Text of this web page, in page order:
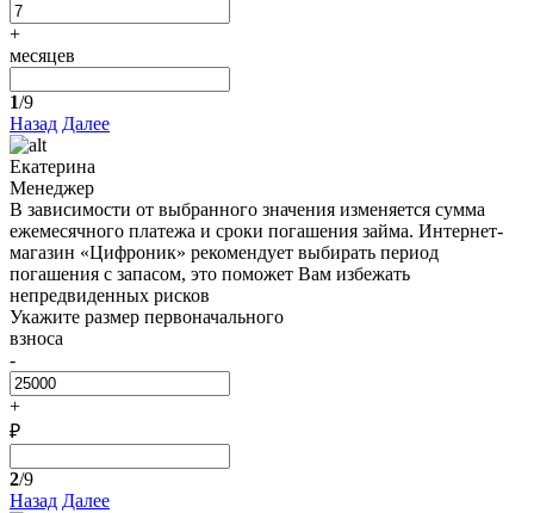
+
месяцев
1/9
Назад Далее
Екатерина
Менеджер
В зависимости от выбранного значения изменяется сумма
ежемесячного платежа и сроки погашения займа. Интернет-
магазин «Цифроник» рекомендует выбирать период
погашения с запасом, это поможет Вам избежать
непредвиденных рисков
Укажите размер первоначального
взноса
-
+
₽
2/9
Назад Далее